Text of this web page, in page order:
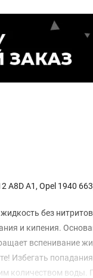
A8D A1, Opel 1940
без
и кипения.
вспенивание
Избегать
количеством воды.